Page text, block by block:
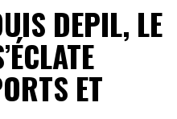
DEPIL, LE
ET